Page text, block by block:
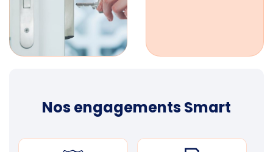
Nos engagements Smart